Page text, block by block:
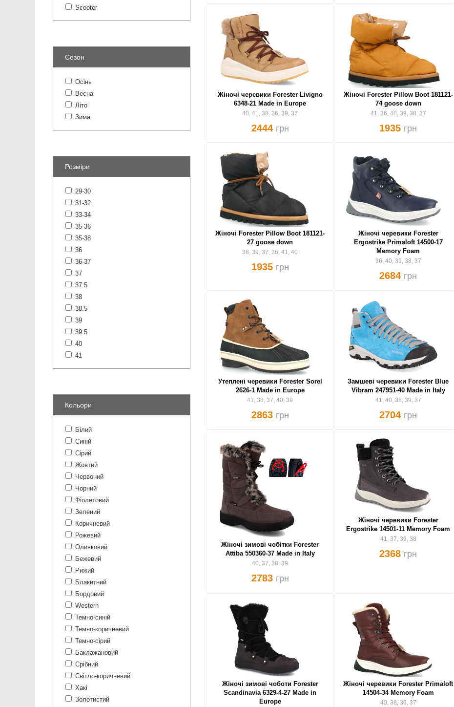
Scooter
Сезон
Осінь
Весна
Літо
Зима
Розміри
29-30
31-32
33-34
35-36
35-38
36
36-37
37
37.5
38
38.5
39
39.5
40
41
Кольори
Білий
Синій
Сірий
Жовтий
Червоний
Чорний
Фіолетовий
Зелений
Коричневий
Рожевий
Оливковий
Бежевий
Рижий
Блакитний
Бордовий
Western
Темно-синій
Темно-коричневий
Темно-сірий
Баклажановий
Срібний
Світло-коричневий
Хакі
Золотистий
Жіночі черевики Forester Livigno
6348-21 Made in Europe
40, 41, 38, 36, 39, 37
2444 грн
Жіночі Forester Pillow Boot 181121-
74 goose down
41, 36, 40, 39, 38, 37
1935 грн
Жіночі Forester Pillow Boot 181121-
27 goose down
38, 39, 37, 36, 41, 40
1935 грн
Жіночі черевики Forester
Ergostrike Primaloft 14500-17
Memory Foam
36, 40, 39, 38, 37
2684 грн
Утеплені черевики Forester Sorel
2626-1 Made in Europe
41, 38, 37, 40, 39
2863 грн
Замшеві черевики Forester Blue
Vibram 247951-40 Made in Italy
41, 40, 38, 39, 37
2704 грн
Жіночі зимові чобітки Forester
Attiba 550360-37 Made in Italy
40, 37, 38, 39
2783 грн
Жіночі черевики Forester
Ergostrike 14501-11 Memory Foam
41, 37, 39, 38
2368 грн
Жіночі зимові чоботи Forester
Scandinavia 6329-4-27 Made in
Europe
Жіночі черевики Forester Primaloft
14504-34 Memory Foam
40, 38, 36, 37